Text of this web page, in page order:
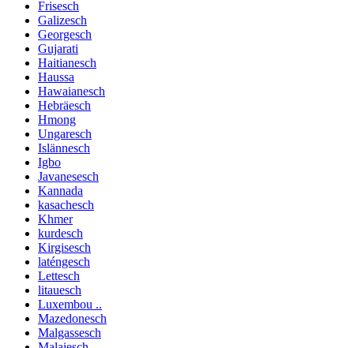
Frisesch
Galizesch
Georgesch
Gujarati
Haitianesch
Haussa
Hawaianesch
Hebräesch
Hmong
Ungaresch
Islännesch
Igbo
Javanesesch
Kannada
kasachesch
Khmer
kurdesch
Kirgisesch
laténgesch
Lettesch
litauesch
Luxembou ..
Mazedonesch
Malgassesch